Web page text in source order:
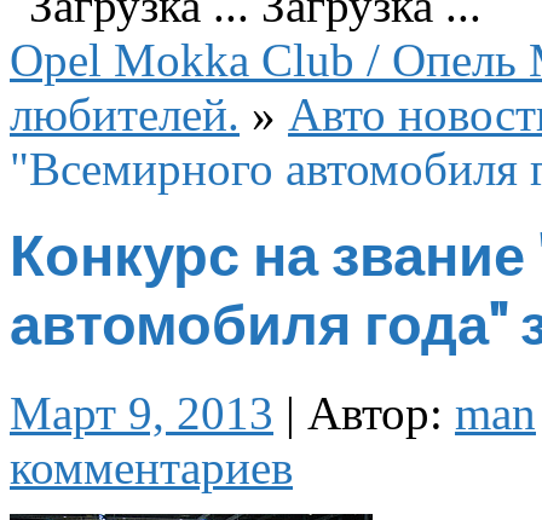
Opel Mokka Club / Опель
любителей. » Авто
"Всемирного автомобиля
Конкурс на
автомобиля года"
Март 9, 2013 | Автор: man
комментариев